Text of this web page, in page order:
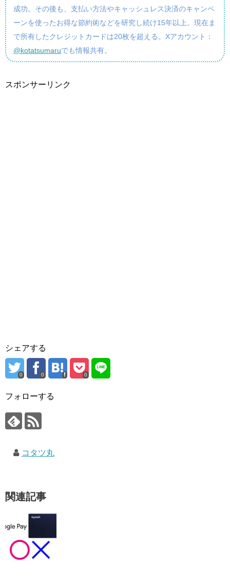
成功。その後も、支払い方法やキャッシュレス決済のキャンペ
ーンを使ったお得な節約術などを研究し続け15年以上。現在ま
で所有したクレジットカードは20枚を超える。Xアカウント：
@kotatsumaruでも情報共有。
スポンサーリンク
シェアする
0 0 0
フォローする
コタツ丸
関連記事